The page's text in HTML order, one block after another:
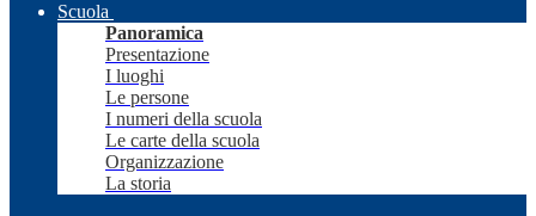
Scuola
Panoramica
Presentazione
I luoghi
Le persone
I numeri della scuola
Le carte della scuola
Organizzazione
La storia